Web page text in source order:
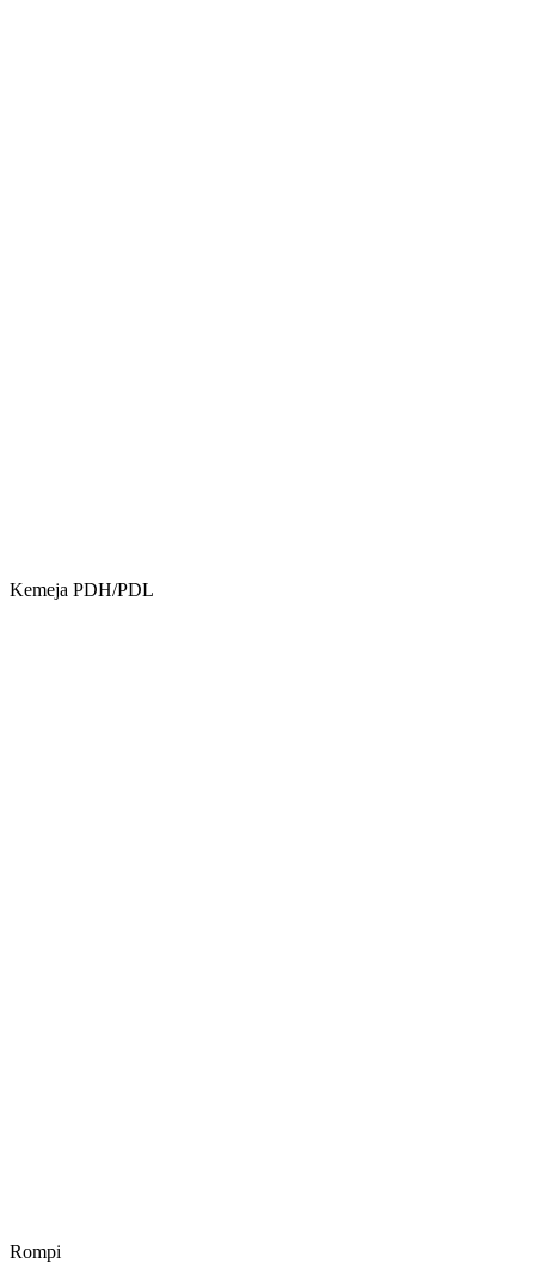
Kemeja PDH/PDL
Rompi